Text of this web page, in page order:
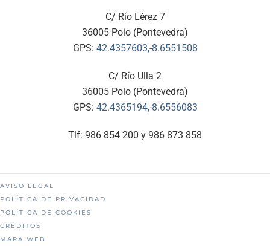
C/ Río Lérez 7
36005 Poio (Pontevedra)
GPS: 42.4357603,-8.6551508
C/ Río Ulla 2
36005 Poio (Pontevedra)
GPS: 42.4365194,-8.6556083
Tlf: 986 854 200 y 986 873 858
AVISO LEGAL
POLÍTICA DE PRIVACIDAD
POLÍTICA DE COOKIES
CRÉDITOS
MAPA WEB